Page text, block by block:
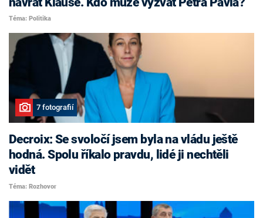
Téma: Politika
7 fotografií
Decroix: Se svoločí jsem byla na vládu ještě
hodná. Spolu říkalo pravdu, lidé ji nechtěli
vidět
Téma: Rozhovor